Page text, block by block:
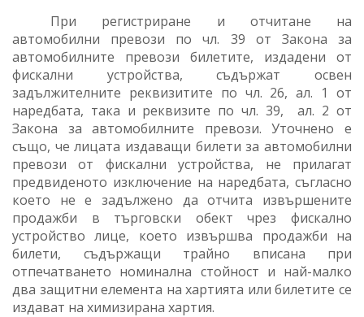
При регистриране и отчитане на
автомобилни превози по чл. 39 от Закона за
автомобилните превози билетите, издадени от
фискални устройства, съдържат освен
задължителните реквизитите по чл. 26, ал. 1 от
наредбата, така и реквизите по чл. 39,
ал. 2 от
Закона за автомобилните превози. Уточнено е
също, че лицата издаващи билети за автомобилни
превози от фискални устройства, не прилагат
предвиденото изключение на наредбата, съгласно
което не е задължено да отчита извършените
продажби в търговски обект чрез фискално
устройство лице, което извършва продажби на
билети, съдържащи трайно вписана при
отпечатването номинална стойност и най-малко
два защитни елемента на хартията или билетите се
издават на химизирана хартия.